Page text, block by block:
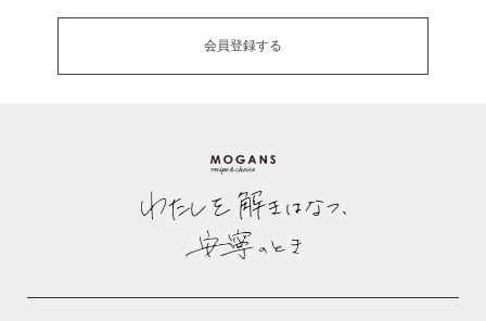
会員登録する